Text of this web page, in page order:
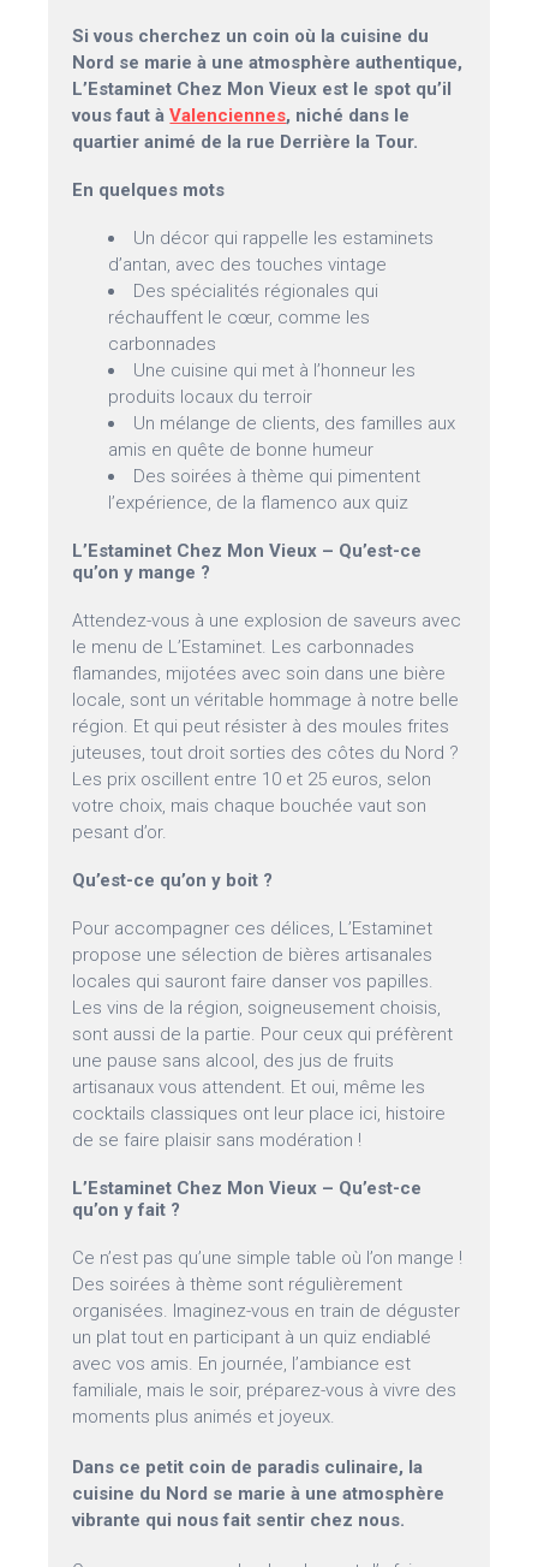
Si vous cherchez un coin où la cuisine du
Nord se marie à une atmosphère authentique,
L’Estaminet Chez Mon Vieux est le spot qu’il
vous faut àValenciennes, niché dans le
quartier animé de la rue Derrière la Tour.
En quelques mots
Un décor qui rappelle les estaminets
d’antan, avec des touches vintage
Des spécialités régionales qui
réchauffent le cœur, comme les
carbonnades
Une cuisine qui met à l’honneur les
produits locaux du terroir
Un mélange de clients, des familles aux
amis en quête de bonne humeur
Des soirées à thème qui pimentent
l’expérience, de la flamenco aux quiz
L’Estaminet Chez Mon Vieux – Qu’est-ce
qu’on y mange ?
Attendez-vous à une explosion de saveurs avec
le menu de L’Estaminet. Les carbonnades
flamandes, mijotées avec soin dans une bière
locale, sont un véritable hommage à notre belle
région. Et qui peut résister à des moules frites
juteuses, tout droit sorties des côtes du Nord ?
Les prix oscillent entre 10 et 25 euros, selon
votre choix, mais chaque bouchée vaut son
pesant d’or.
Qu’est-ce qu’on y boit ?
Pour accompagner ces délices, L’Estaminet
propose une sélection de bières artisanales
locales qui sauront faire danser vos papilles.
Les vins de la région, soigneusement choisis,
sont aussi de la partie. Pour ceux qui préfèrent
une pause sans alcool, des jus de fruits
artisanaux vous attendent. Et oui, même les
cocktails classiques ont leur place ici, histoire
de se faire plaisir sans modération !
L’Estaminet Chez Mon Vieux – Qu’est-ce
qu’on y fait ?
Ce n’est pas qu’une simple table où l’on mange !
Des soirées à thème sont régulièrement
organisées. Imaginez-vous en train de déguster
un plat tout en participant à un quiz endiablé
avec vos amis. En journée, l’ambiance est
familiale, mais le soir, préparez-vous à vivre des
moments plus animés et joyeux.
Dans ce petit coin de paradis culinaire, la
cuisine du Nord se marie à une atmosphère
vibrante qui nous fait sentir chez nous.